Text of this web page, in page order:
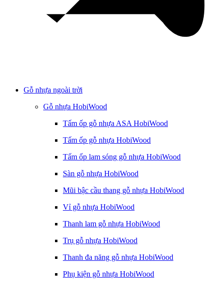
Gỗ nhựa ngoài trời
Gỗ nhựa HobiWood
Tấm ốp gỗ nhựa ASA HobiWood
Tấm ốp gỗ nhựa HobiWood
Tấm ốp lam sóng gỗ nhựa HobiWood
Sàn gỗ nhựa HobiWood
Mũi bậc cầu thang gỗ nhựa HobiWood
Vỉ gỗ nhựa HobiWood
Thanh lam gỗ nhựa HobiWood
Trụ gỗ nhựa HobiWood
Thanh đa năng gỗ nhựa HobiWood
Phụ kiện gỗ nhựa HobiWood